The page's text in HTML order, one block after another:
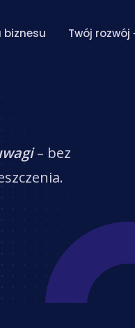
biznesu Twój rozwój
– bez